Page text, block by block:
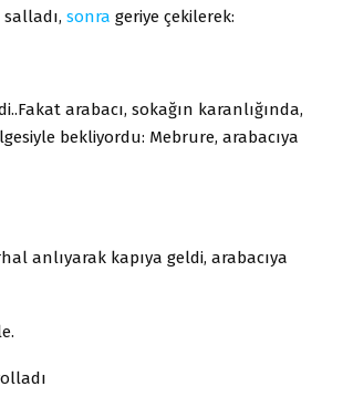
salladı, sonra geriye çekilerek:
arabacı, sokağın karanlığında,
bekliyordu: Mebrure, arabacıya
anlıyarak kapıya geldi, arabacıya